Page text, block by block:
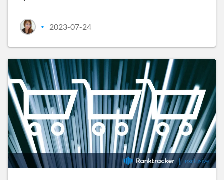
• 2023-07-24